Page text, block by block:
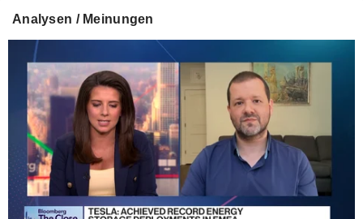
Analysen / Meinungen